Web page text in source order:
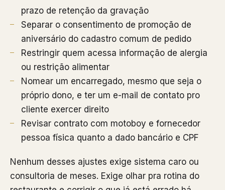
prazo de retenção da gravação
Separar o consentimento de promoção de
aniversário do cadastro comum de pedido
Restringir quem acessa informação de alergia
ou restrição alimentar
Nomear um encarregado, mesmo que seja o
próprio dono, e ter um e-mail de contato pro
cliente exercer direito
Revisar contrato com motoboy e fornecedor
pessoa física quanto a dado bancário e CPF
Nenhum desses ajustes exige sistema caro ou
consultoria de meses. Exige olhar pra rotina do